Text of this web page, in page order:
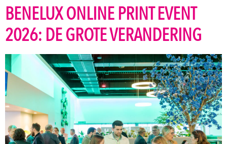
BENELUX ONLINE PRINT EVENT
2026: DE GROTE VERANDERING